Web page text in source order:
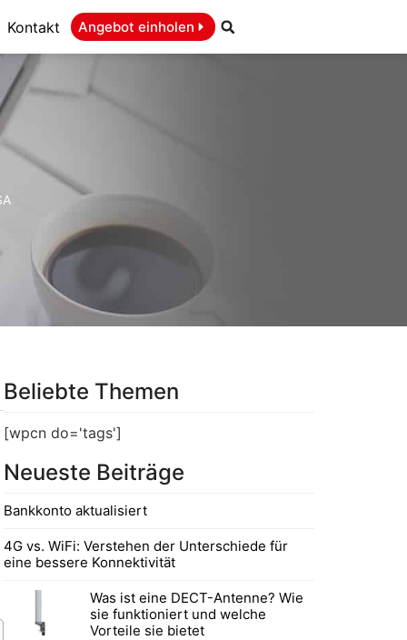
Kontakt Angebot einholen
Beliebte Themen
[wpcn do='tags']
Neueste Beiträge
Bankkonto aktualisiert
4G vs. WiFi: Verstehen der Unterschiede für
eine bessere Konnektivität
Was ist eine DECT-Antenne? Wie
sie funktioniert und welche
Vorteile sie bietet